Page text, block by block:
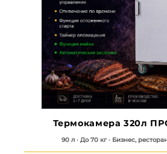
Термокамера 320л
90 л · До 70 кг · Бизнес,